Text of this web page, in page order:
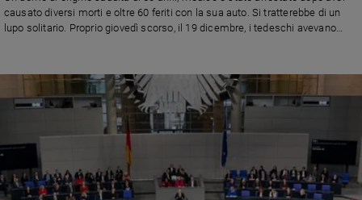
causato diversi morti e oltre 60 feriti con la sua auto. Si tratterebbe di un
lupo solitario. Proprio giovedì scorso, il 19 dicembre, i tedeschi avevano